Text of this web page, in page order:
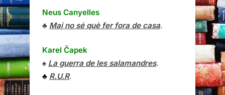
Neus Canyelles
♣ Mai no sé què fer fora de casa.
Karel Čapek
♠ La guerra de les salamandres.
♣ R.U.R.